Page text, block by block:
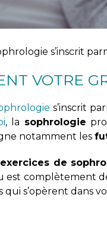
s’inscrit
VOTRE
s’inscrit
, la sophrologie
notamment les
exercices de
complètement
s’opèrent dans